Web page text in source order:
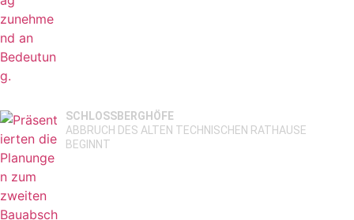
SCHLOSSBERGHÖFE
ABBRUCH DES ALTEN TECHNISCHEN RATHAUSE
BEGINNT